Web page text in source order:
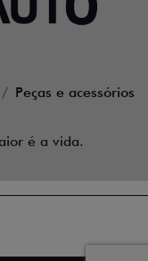
Peças e acessórios
é a vida.